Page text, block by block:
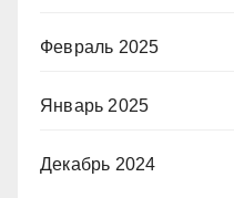
Февраль 2025
Январь 2025
Декабрь 2024